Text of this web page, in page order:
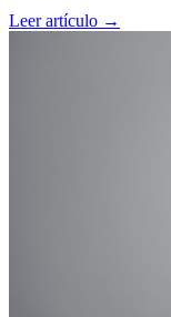
síntomas que la
Leer artículo →